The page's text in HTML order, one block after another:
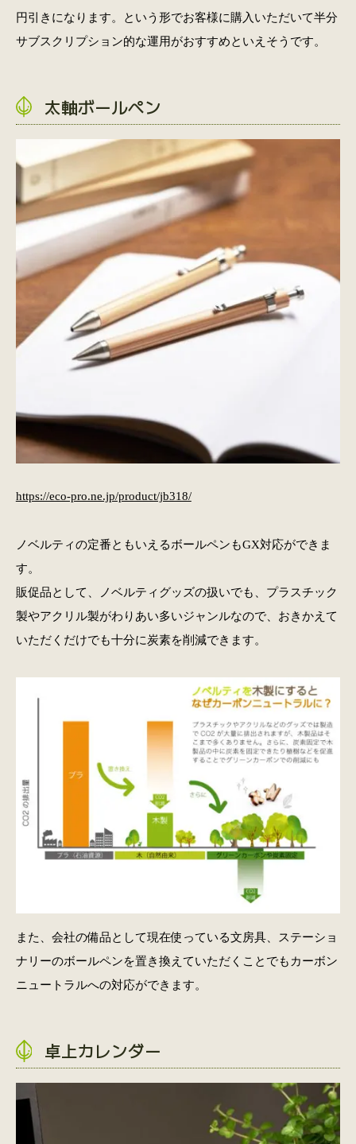
円引きになります。という形でお客様に購入いただいて半分
サブスクリプション的な運用がおすすめといえそうです。
太軸ボールペン
https://eco-pro.ne.jp/product/jb318/
ノベルティの定番ともいえるボールペンもGX対応ができま
す。
販促品として、ノベルティグッズの扱いでも、プラスチック
製やアクリル製がわりあい多いジャンルなので、おきかえて
いただくだけでも十分に炭素を削減できます。
また、会社の備品として現在使っている文房具、ステーショ
ナリーのボールペンを置き換えていただくことでもカーボン
ニュートラルへの対応ができます。
卓上カレンダー